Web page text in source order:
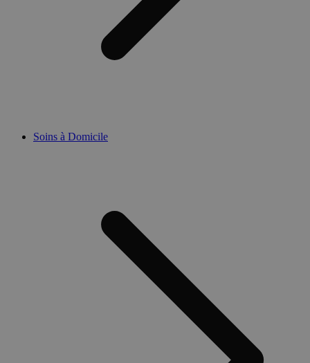
Soins à Domicile